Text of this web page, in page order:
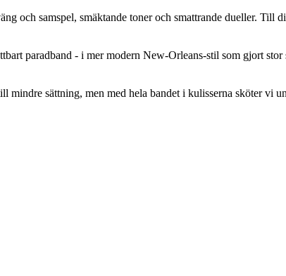
och samspel, smäktande toner och smattrande dueller.
paradband - i mer modern New-Orleans-stil som gjort
sättning, men med hela bandet i kulisserna sköter vi